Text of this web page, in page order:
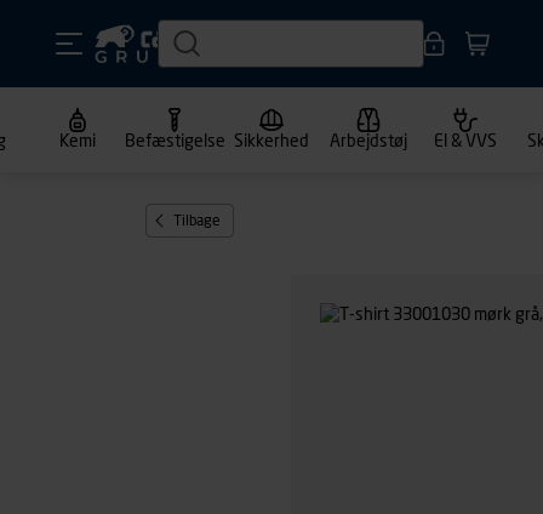
Kemi Befæstigelse Sikkerhed Arbejdstøj El & VVS
Tilbage